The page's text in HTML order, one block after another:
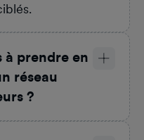
à prendre en
réseau
?